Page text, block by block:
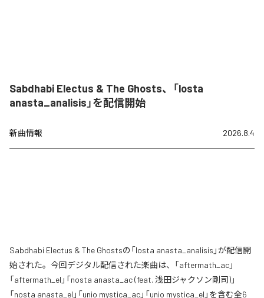
Sabdhabi Electus & The Ghosts、「losta
anasta_analisis」を配信開始
新曲情報 2026.8.4
Sabdhabi Electus & The Ghostsの「losta anasta_analisis」が配信開
始された。今回デジタル配信された楽曲は、「aftermath_ac」
「aftermath_el」「nosta anasta_ac (feat. 浅田ジャクソン剛司)」
「nosta anasta_el」「unio mystica_ac」「unio mystica_el」を含む全6